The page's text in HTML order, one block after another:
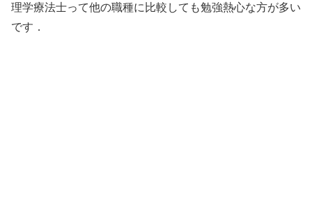
理学療法士って他の職種に比較しても勉強熱心な方が多い
です．